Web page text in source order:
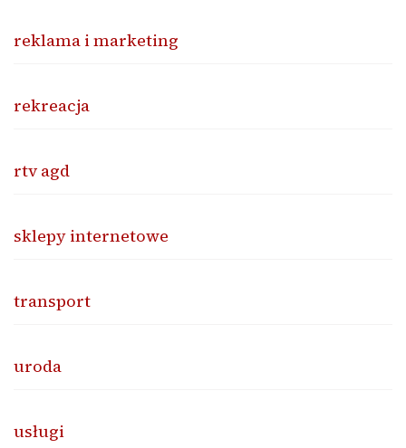
reklama i marketing
rekreacja
rtv agd
sklepy internetowe
transport
uroda
usługi